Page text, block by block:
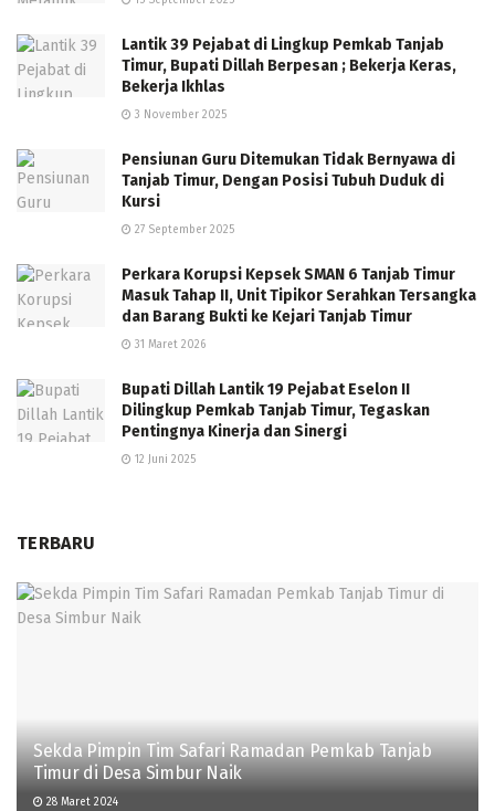
Lantik 39 Pejabat di Lingkup Pemkab Tanjab
Timur, Bupati Dillah Berpesan ; Bekerja Keras,
Bekerja Ikhlas
3 November 2025
Pensiunan Guru Ditemukan Tidak Bernyawa di
Tanjab Timur, Dengan Posisi Tubuh Duduk di
Kursi
27 September 2025
Perkara Korupsi Kepsek SMAN 6 Tanjab Timur
Masuk Tahap II, Unit Tipikor Serahkan Tersangka
dan Barang Bukti ke Kejari Tanjab Timur
31 Maret 2026
Bupati Dillah Lantik 19 Pejabat Eselon II
Dilingkup Pemkab Tanjab Timur, Tegaskan
Pentingnya Kinerja dan Sinergi
12 Juni 2025
TERBARU
Sekda Pimpin Tim Safari Ramadan Pemkab Tanjab
Timur di Desa Simbur Naik
28 Maret 2024